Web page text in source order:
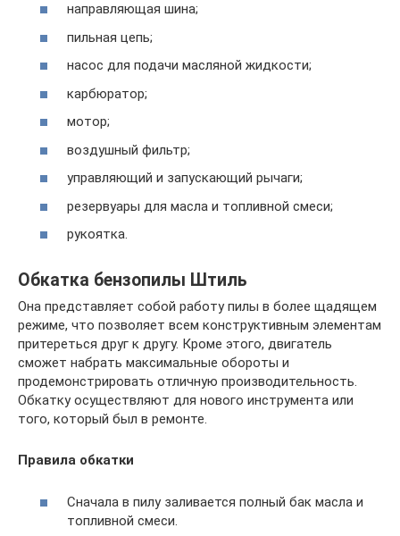
направляющая шина;
пильная цепь;
насос для подачи масляной жидкости;
карбюратор;
мотор;
воздушный фильтр;
управляющий и запускающий рычаги;
резервуары для масла и топливной смеси;
рукоятка.
Обкатка бензопилы Штиль
Она представляет собой работу пилы в более щадящем
режиме, что позволяет всем конструктивным элементам
притереться друг к другу. Кроме этого, двигатель
сможет набрать максимальные обороты и
продемонстрировать отличную производительность.
Обкатку осуществляют для нового инструмента или
того, который был в ремонте.
Правила обкатки
Сначала в пилу заливается полный бак масла и
топливной смеси.